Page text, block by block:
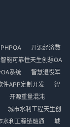
开源经济数
能可靠性天生创想OA
系统
智慧退役军
件APP定制开发
智
开源重量混沌
城市水利工程天生创
水利工程链融通
城